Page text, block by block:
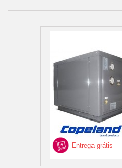
Entrega grátis